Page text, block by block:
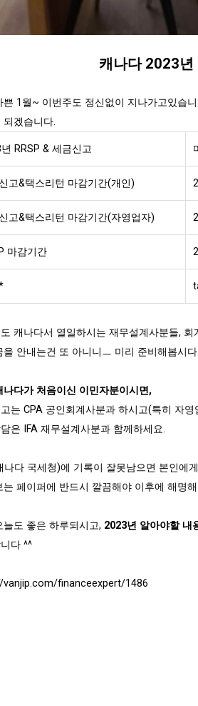
캐나다 2023년
쁜 1월~ 이번주도 정신없이 지나가고있습
되겠습니다.
RRSP & 세금신고
고&택스리턴 마감기간(개인)
고&택스리턴 마감기간(자영업자)
마감기간
캐나다서 열일하시는 재무설계사분들,
을 안내는건 또 아니니ㅡ 미리 준비해봅시다.
나다가 처음이신 이민자분이시면,
는 CPA 공인회계사분과 하시고(특히 자영
은 IFA 재무설계사분과 함께하세요.
나다 국세청)에 기록이 잘못남으면 본인에
는 페이퍼에 반드시 깔끔해야 이후에 해명
늘도 좋은 하루되시고, 2023년 알아야할 내
다 ^^
vanjip.com/financeexpert/1486